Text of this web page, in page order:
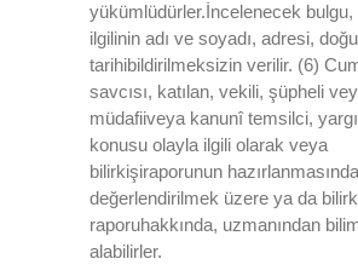
yükümlüdürler.İncelenecek
ilgilinin adı ve soyadı, adresi,
tarihibildirilmeksizin verilir. (6)
savcısı, katılan, vekili, şüpheli
müdafiiveya kanunî temsilci,
konusu olayla ilgili olarak veya
bilirkişiraporunun hazırlanmasında
değerlendirilmek üzere ya da
raporuhakkında, uzmanından
alabilirler.